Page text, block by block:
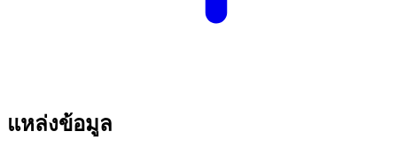
แหล่งข้อมูล